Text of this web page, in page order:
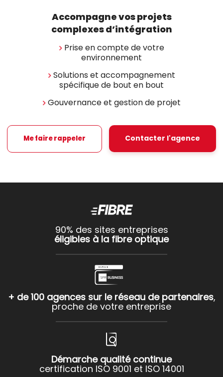
Accompagne vos projets
complexes d’intégration
Prise en compte de votre
environnement
Solutions et accompagnement
spécifique de bout en bout
Gouvernance et gestion de projet
Me faire rappeler Contacter l'agence
90% des sites entreprises
éligibles à la fibre optique
+ de 100 agences sur le réseau de partenaires,
proche de votre entreprise
Démarche qualité continue
certification ISO 9001 et ISO 14001